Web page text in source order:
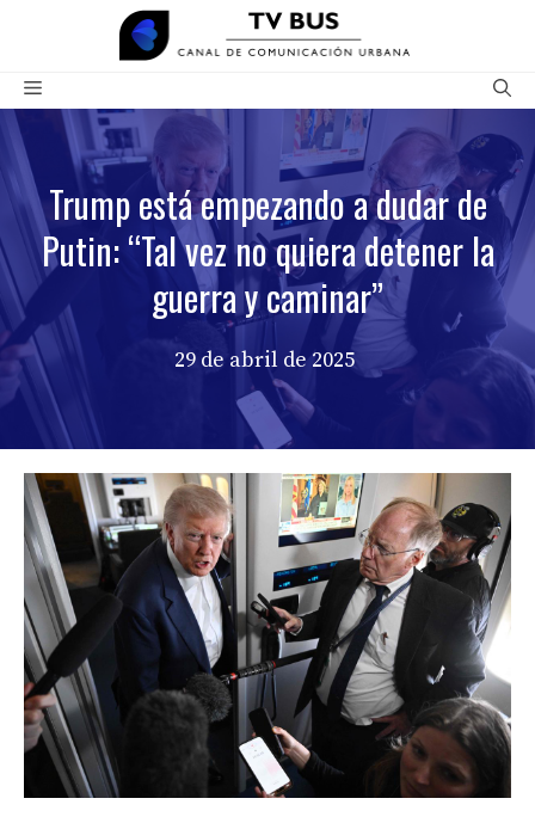
contenido
Menú
Trump está empezando a dudar de
Putin: “Tal vez no quiera detener la
guerra y caminar”
29 de abril de 2025